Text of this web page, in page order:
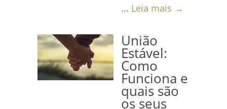
... Leia mais →
União
Estável:
Como
Funciona e
quais são
os seus